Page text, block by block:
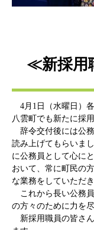
≪新採用
4月1日（水曜日）
八雲町でも新たに採
辞令交付後には公
読み上げてもらいま
に公務員として心に
おいて、常に町民の
な業務をしていただ
これから長い公務
の方々のために力を
新採用職員の皆さ